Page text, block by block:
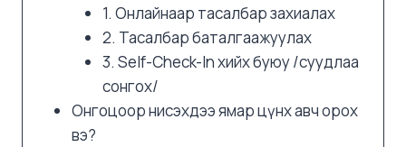
1. Онлайнаар тасалбар захиалах
2. Тасалбар баталгаажуулах
3. Self-Check-In хийх буюу /суудлаа
сонгох/
Онгоцоор нисэхдээ ямар цүнх авч орох
вэ?